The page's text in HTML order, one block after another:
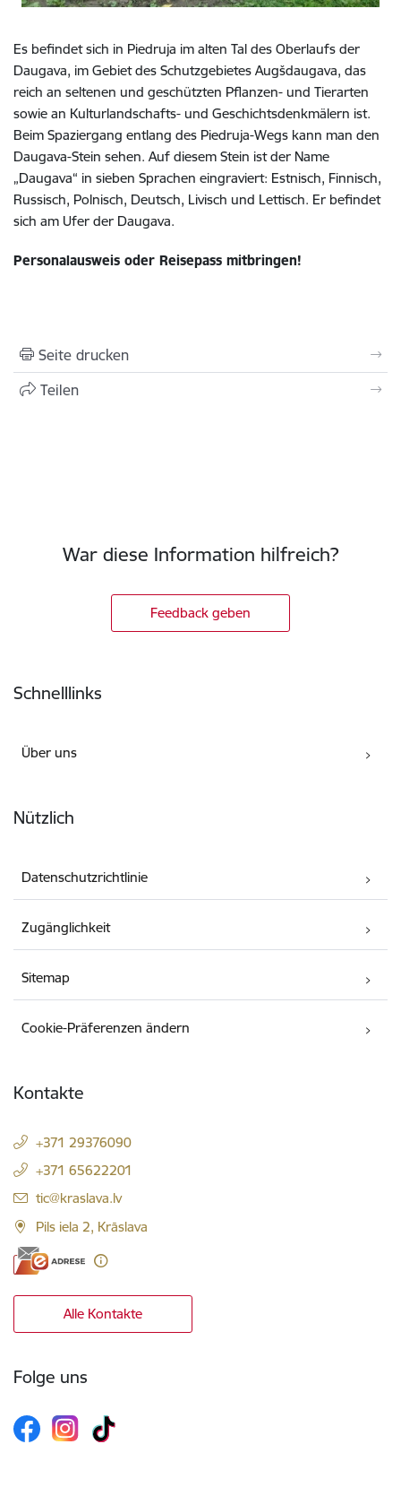
Es befindet sich in Piedruja im alten Tal des Oberlaufs der
Daugava, im Gebiet des Schutzgebietes Augšdaugava, das
reich an seltenen und geschützten Pflanzen- und Tierarten
sowie an Kulturlandschafts- und Geschichtsdenkmälern ist.
Beim Spaziergang entlang des Piedruja-Wegs kann man den
Daugava-Stein sehen. Auf diesem Stein ist der Name
„Daugava“ in sieben Sprachen eingraviert: Estnisch, Finnisch,
Russisch, Polnisch, Deutsch, Livisch und Lettisch. Er befindet
sich am Ufer der Daugava.
Personalausweis oder Reisepass mitbringen!
Seite drucken
Teilen
War diese Information hilfreich?
Feedback geben
Schnelllinks
Über uns
Nützlich
Datenschutzrichtlinie
Zugänglichkeit
Sitemap
Cookie-Präferenzen ändern
Kontakte
+371 29376090
+371 65622201
E-Mail:
tic@kraslava.lv
Pils iela 2, Krāslava
Alle Kontakte
Folge uns